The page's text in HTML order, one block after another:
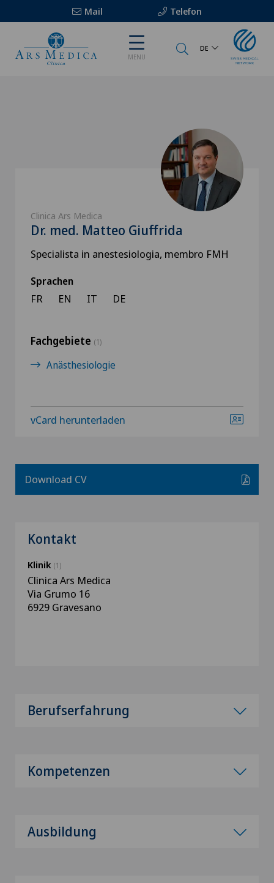
Mail Telefon
MENU
DE
Clinica Ars Medica
Dr. med. Matteo Giuffrida
Specialista in anestesiologia, membro FMH
Sprachen
FR EN IT DE
Fachgebiete (1)
Anästhesiologie
vCard herunterladen
Download CV
Kontakt
Klinik (1)
Clinica Ars Medica
Via Grumo 16
6929 Gravesano
Berufserfahrung
Kompetenzen
Ausbildung